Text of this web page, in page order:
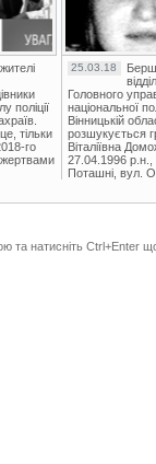
поліції
тільки
го
жертвами
25.03.18
Головного
національної
Вінницькій
розшукується
Віталіївна
27.04.1996 р.н.,
Поташні, вул.
та натисніть Ctrl+Enter